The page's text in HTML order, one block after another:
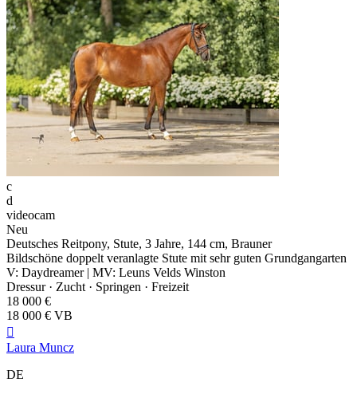
c
d
videocam
Neu
Deutsches Reitpony, Stute, 3 Jahre, 144 cm, Brauner
Bildschöne doppelt veranlagte Stute mit sehr guten Grundgangarten
V: Daydreamer | MV: Leuns Velds Winston
Dressur · Zucht · Springen · Freizeit
18 000 €
18 000 € VB

Laura Muncz
DE